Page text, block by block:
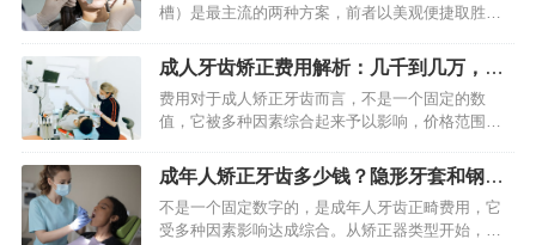
槽）是最主流的两种方案，前者以美观便捷取胜，
会陷入“选隐形还是钢牙套”的纠结，实则两者无绝对
优劣，核心取决于口腔畸…
成人牙齿矫正费用解析：几千到几万，到
底怎么算
费用对于成人矫正牙齿而言，不是一个固定的数
值，它被多种因素综合起来予以影响，价格范围在
仅仅去看单方面的报价，一定要知晓费用所构成的
完整框架，并且结合自身牙齿…
成年人矫正牙齿多少钱？隐形牙套和钢牙
价格差多少？
不是一个固定数字的，是成年人牙齿正畸费用，它
受多种因素影响达成综合。从矫正器类型开始，到